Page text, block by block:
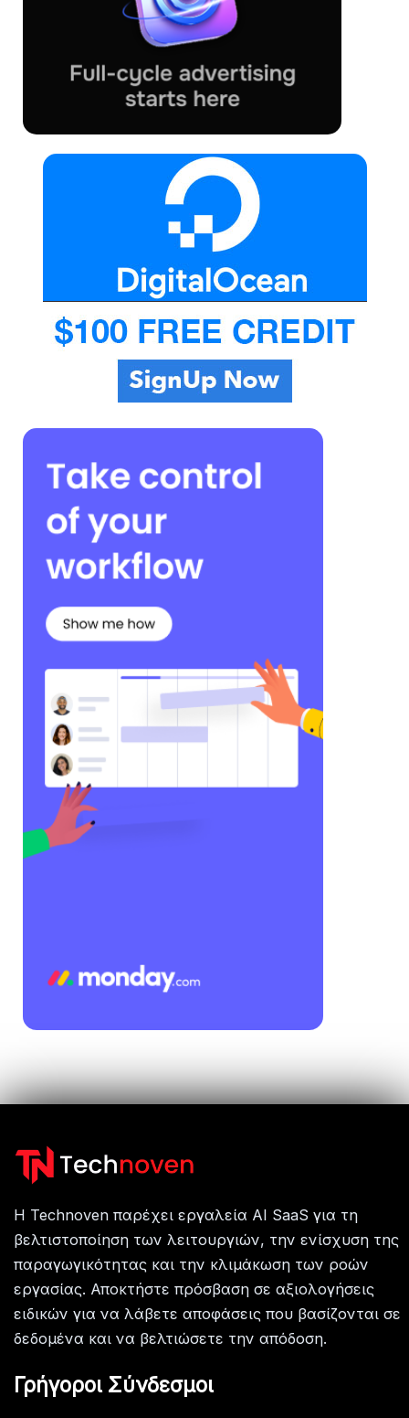
Η Technoven παρέχει εργαλεία AI SaaS για τη
βελτιστοποίηση των λειτουργιών, την ενίσχυση της
παραγωγικότητας και την κλιμάκωση των ροών
εργασίας. Αποκτήστε πρόσβαση σε αξιολογήσεις
ειδικών για να λάβετε αποφάσεις που βασίζονται σε
δεδομένα και να βελτιώσετε την απόδοση.
Γρήγοροι Σύνδεσμοι